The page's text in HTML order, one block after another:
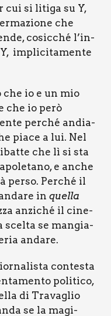
cui si liti­ga su Y,
che
cosic­ché l’in­
impli­ci­ta­men­te
io e un mio
che io però
per­ché andia­
pia­ce a lui. Nel
che lì si sta
e anche
per­so. Per­ché il
in quel­la
anzi­ché il cine­
scel­ta se man­gia­
anda­re.
con­te­sta
poli­ti­co,
di Tra­va­glio
se la magi­